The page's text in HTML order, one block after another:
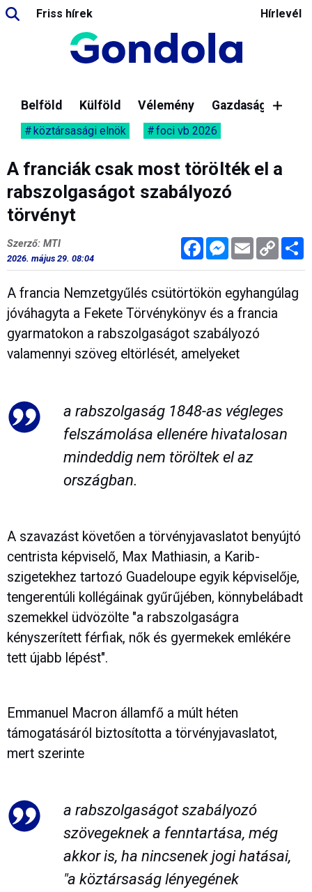
Friss hírek Hírlevél
Belföld Külföld Vélemény Gazdaság
köztársasági elnök foci vb 2026
A franciák csak most törölték el a
rabszolgaságot szabályozó
törvényt
FacebookMessenger
Email Copy
Link
Szerző: MTI
2026. május 29. 08:04
A francia Nemzetgyűlés csütörtökön egyhangúlag
jóváhagyta a Fekete Törvénykönyv és a francia
gyarmatokon a rabszolgaságot szabályozó
valamennyi szöveg eltörlését, amelyeket
a rabszolgaság 1848-as végleges
felszámolása ellenére hivatalosan
mindeddig nem töröltek el az
országban.
A szavazást követően a törvényjavaslatot benyújtó
centrista képviselő, Max Mathiasin, a Karib-
szigetekhez tartozó Guadeloupe egyik képviselője,
tengerentúli kollégáinak gyűrűjében, könnybelábadt
szemekkel üdvözölte "a rabszolgaságra
kényszerített férfiak, nők és gyermekek emlékére
tett újabb lépést".
Emmanuel Macron államfő a múlt héten
támogatásáról biztosította a törvényjavaslatot,
mert szerinte
a rabszolgaságot szabályozó
szövegeknek a fenntartása, még
akkor is, ha nincsenek jogi hatásai,
"a köztársaság lényegének